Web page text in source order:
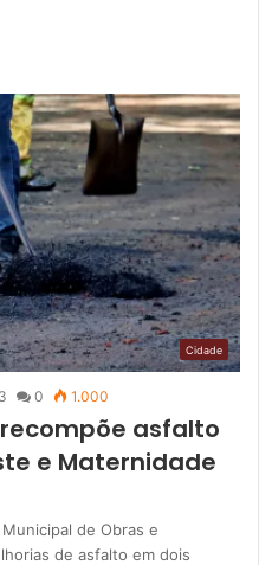
Cidade
0 1.000
asfalto
e Maternidade
de Obras e
de asfalto em dois